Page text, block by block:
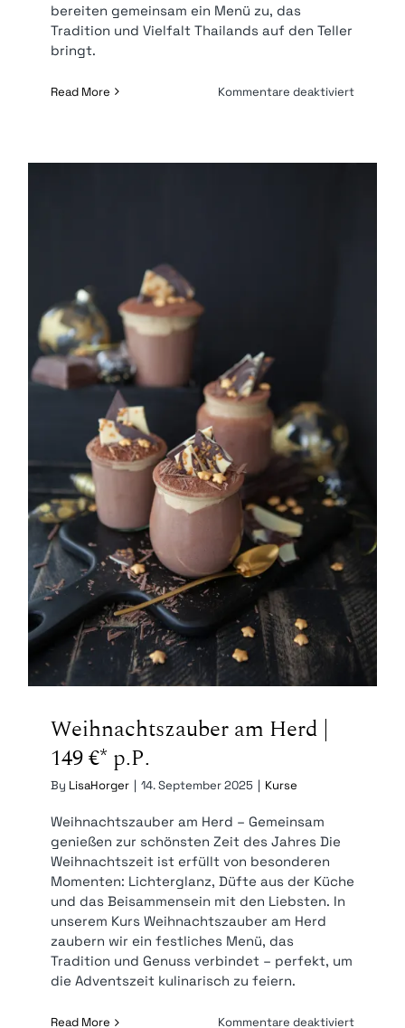
bereiten gemeinsam ein Menü zu, das
Tradition und Vielfalt Thailands auf den Teller
bringt.
Read More Kommentare deaktiviertfür
149
Weihnachtszauber am Herd | 149
€* p.P.
Weihnachtszauber am Herd |
149 €* p.P.
By LisaHorger | 14. September 2025 | Kurse
Weihnachtszauber am Herd – Gemeinsam
genießen zur schönsten Zeit des Jahres Die
Weihnachtszeit ist erfüllt von besonderen
Momenten: Lichterglanz, Düfte aus der Küche
und das Beisammensein mit den Liebsten. In
unserem Kurs Weihnachtszauber am Herd
zaubern wir ein festliches Menü, das
Tradition und Genuss verbindet – perfekt, um
die Adventszeit kulinarisch zu feiern.
Read More Kommentare deaktiviertfür